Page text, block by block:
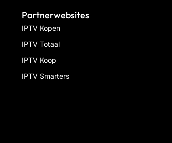
Partnerwebsites
IPTV Kopen
IPTV Totaal
IPTV Koop
IPTV Smarters